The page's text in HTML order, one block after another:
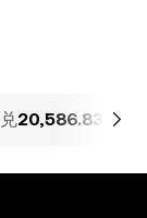
兑20,586.83 PKR